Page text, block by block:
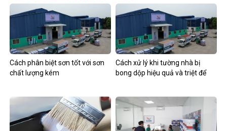
Cách phân biệt sơn tốt với sơn
chất lượng kém
Cách xử lý khi tường nhà bị
bong dộp hiệu quả và triệt để